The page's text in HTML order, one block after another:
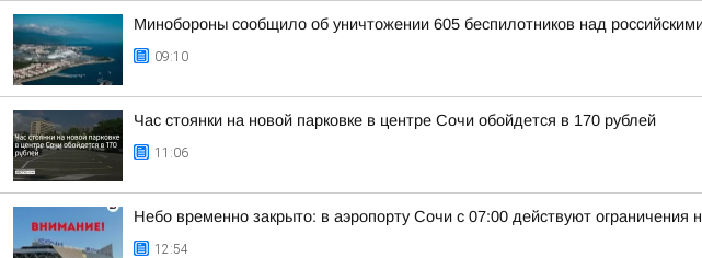
Минобороны сообщило об уничтожении 605 беспилотников над
09:10
Час стоянки на новой парковке в центре Сочи обойдется в 170 рублей
11:06
Небо временно закрыто: в аэропорту Сочи с 07:00 действуют ограничения
12:54